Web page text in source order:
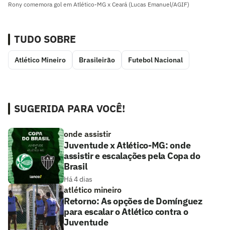
Rony comemora gol em Atlético-MG x Ceará (Lucas Emanuel/AGIF)
TUDO SOBRE
Atlético Mineiro Brasileirão Futebol Nacional
SUGERIDA PARA VOCÊ!
onde assistir
Juventude x Atlético-MG: onde
assistir e escalações pela Copa do
Brasil
Há 4 dias
atlético mineiro
Retorno: As opções de Domínguez
para escalar o Atlético contra o
Juventude